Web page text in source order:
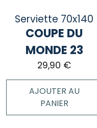
sur
page
Serviette 70x140
COUPE DU
MONDE 23
29,90 €
AJOUTER AU
PANIER